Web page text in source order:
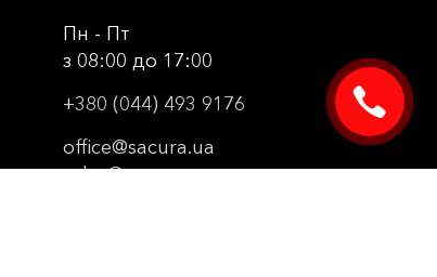
Пн - Пт
з 08:00 до 17:00
+380 (044) 493 9176
office@sacura.ua
sales@sacura.ua